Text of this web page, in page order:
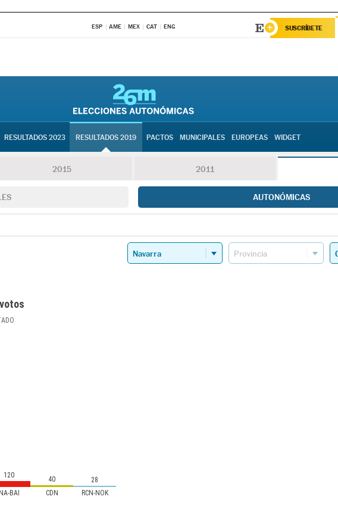
ESP AME MEX CAT ENG SUSCRÍBETE
RESULTADOS 2023 RESULTADOS 2019 PACTOS MUNICIPALES EUROPEAS WIDGET
2015 2011
AUTONÓMICAS
NA-BAI CDN RCN-NOK
120 40 28